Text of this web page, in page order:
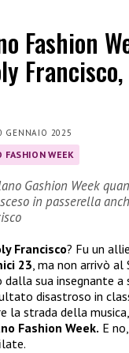
Fashion
GENNAIO 2025
FASHION WEEK
Gashion Week
in passerella
Francisco? Fu un
23, ma non arrivò al
sua insegnante a
disastroso in
la strada della
Fashion Week. E